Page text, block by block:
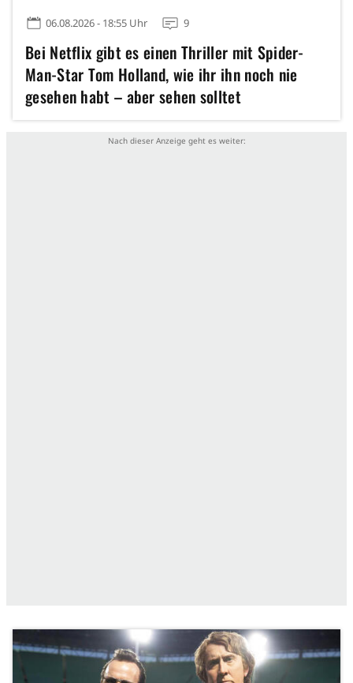
06.08.2026 - 18:55 Uhr 9
Bei Netflix gibt es einen Thriller mit Spider-
Man-Star Tom Holland, wie ihr ihn noch nie
gesehen habt – aber sehen solltet